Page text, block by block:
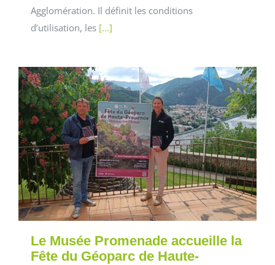
Agglomération. Il définit les conditions
d’utilisation, les [...]
Le Musée Promenade accueille la
Fête du Géoparc de Haute-